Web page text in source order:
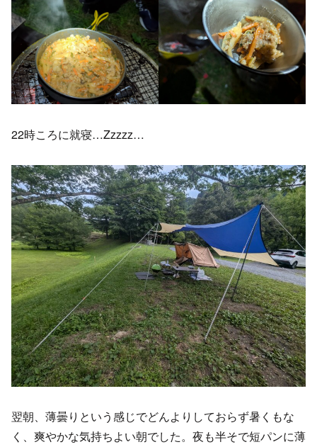
22時ころに就寝…Zzzzz…
翌朝、薄曇りという感じでどんよりしておらず暑くもな
く、爽やかな気持ちよい朝でした。夜も半そで短パンに薄